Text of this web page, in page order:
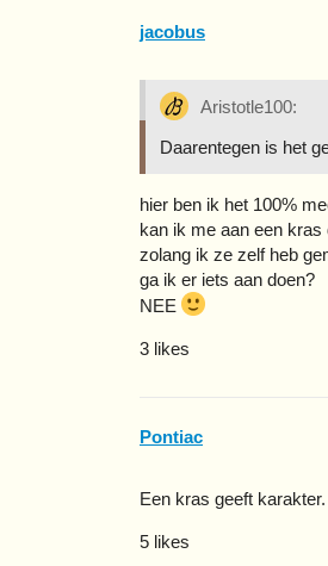
jacobus
Aristotle100:
Daarentegen is het
hier ben ik het 100%
kan ik me aan een
zolang ik ze zelf heb
ga ik er iets aan doen?
NEE
3 likes
Pontiac
Een kras geeft karakter.
5 likes